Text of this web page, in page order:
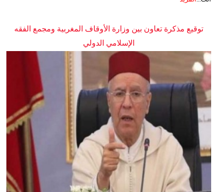
توقيع مذكرة تعاون بين وزارة الأوقاف المغربية ومجمع الفقه
الإسلامي الدولي